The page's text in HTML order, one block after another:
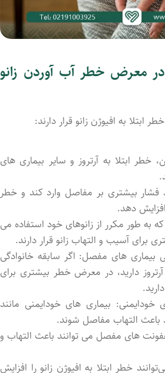
معرض خطر آب آوردن زانو
ابتلا به افیوژن زانو قرار دارند:
خطر ابتلا به آرتروز و سایر بیماری‌ های
فشار بیشتری بر مفاصل وارد کند و خطر
دهد.
که به طور مکرر از زانوهای خود استفاده می
آسیب و التهاب زانو قرار دارند.
بیماری ‌های مفصل: اگر سابقه خانوادگی
دارید، در معرض خطر بیشتری برای
خودایمنی: بیماری ‌های خودایمنی مانند
باعث التهاب مفاصل شوند.
های مفصل می ‌توانند باعث التهاب و
خطر ابتلا به افیوژن زانو را افزایش